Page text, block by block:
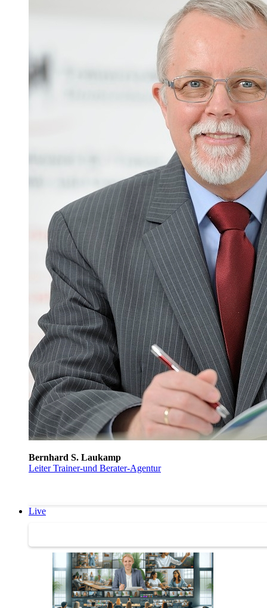
Bernhard S. Laukamp
Leiter Trainer-und Berater-Agentur
Live